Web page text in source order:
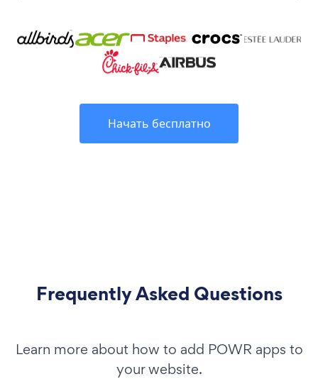
Начать бесплатно
Frequently Asked Questions
Learn more about how to add POWR apps to
your website.